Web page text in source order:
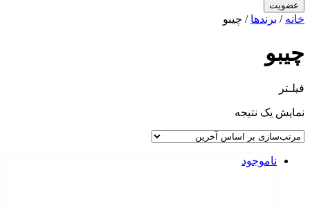
خانه / برندها / چیبو
چیبو
فیلـتر
نمایش یک نتیجه
ناموجود